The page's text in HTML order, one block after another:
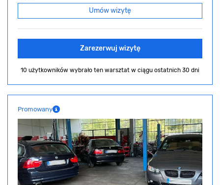
Umów wizytę
Zarezerwuj wizytę
10 użytkowników wybrało ten warsztat w ciągu ostatnich 30 dni
Promowany